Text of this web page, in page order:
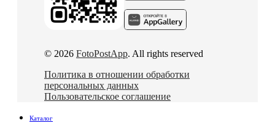
© 2026 FotoPostApp. All rights reserved
Политика в отношении обработки
персональных данных
Пользовательское соглашение
Каталог